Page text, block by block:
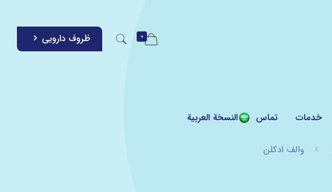
خدمات تماس النسخة العربية
0 ظروف دارویی
والف ادکلن